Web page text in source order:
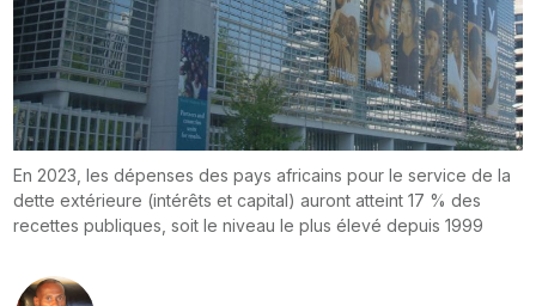
En 2023, les dépenses des pays africains pour le service de la
dette extérieure (intérêts et capital) auront atteint 17 % des
recettes publiques, soit le niveau le plus élevé depuis 1999